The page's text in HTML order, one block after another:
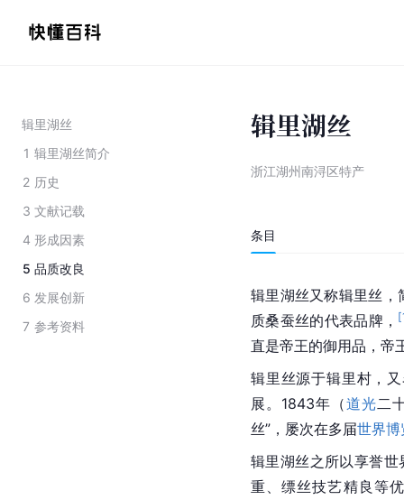
辑里湖丝
1 辑里湖丝简介
2 历史
3 文献记载
4 形成因素
5 品质改良
6 发展创新
7 参考资料
辑里湖丝
浙江湖州南浔区特产
条目
辑里湖丝又称辑里丝
质桑蚕丝的代表品牌， [
直是帝王的御用品，帝
辑里丝源于辑里村，
展。1843年（道光二
丝”，屡次在多届世界博
辑里湖丝之所以享誉世
重、缥丝技艺精良等